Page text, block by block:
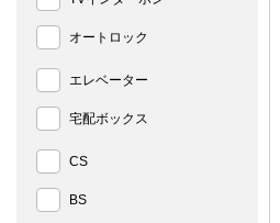
オートロック
エレベーター
宅配ボックス
CS
BS